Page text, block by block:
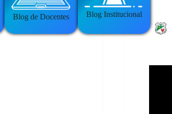
Blog de Docentes
Blog Institucional